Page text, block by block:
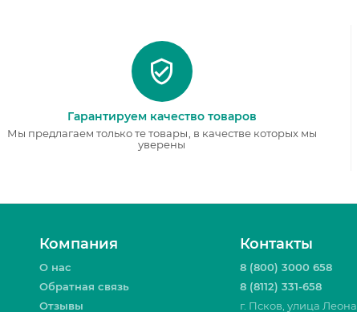
Гарантируем качество товаров
Мы предлагаем только те товары, в качестве которых мы
уверены
Компания
О нас
Обратная связь
Отзывы
Контакты
8 (800) 3000 658
8 (8112) 331-658
г. Псков, улица Леона